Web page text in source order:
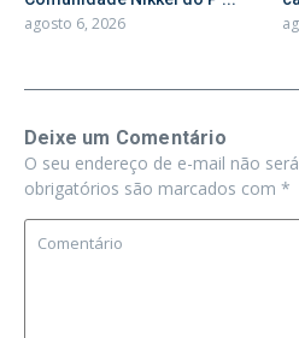
agosto 6, 2026
Deixe um Comentário
O seu endereço de e-mail não
obrigatórios são marcados com *